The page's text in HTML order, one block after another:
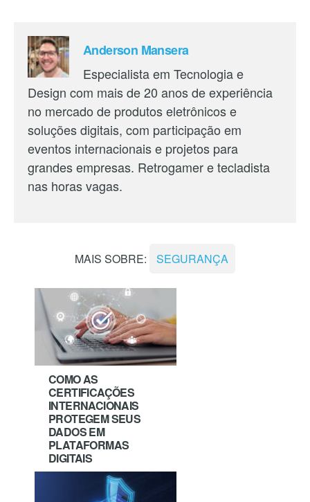
Anderson Mansera
Especialista em Tecnologia e
Design com mais de 20 anos de experiência
no mercado de produtos eletrônicos e
soluções digitais, com participação em
eventos internacionais e projetos para
grandes empresas. Retrogamer e tecladista
nas horas vagas.
MAIS SOBRE: SEGURANÇA
COMO AS
CERTIFICAÇÕES
INTERNACIONAIS
PROTEGEM SEUS
DADOS EM
PLATAFORMAS
DIGITAIS